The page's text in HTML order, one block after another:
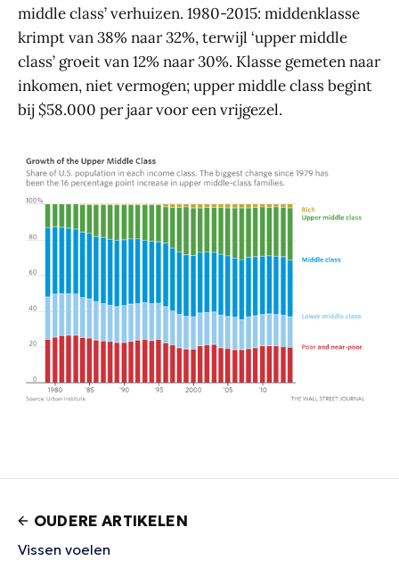
middle class’ verhuizen. 1980-2015: middenklasse
krimpt van 38% naar 32%, terwijl ‘upper middle
class’ groeit van 12% naar 30%. Klasse gemeten naar
inkomen, niet vermogen; upper middle class begint
bij $58.000 per jaar voor een vrijgezel.
OUDERE ARTIKELEN
Vissen voelen